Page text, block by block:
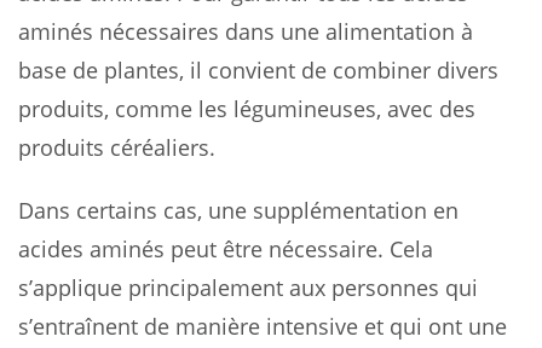
aminés nécessaires dans une alimentation à
base de plantes, il convient de combiner divers
produits, comme les légumineuses, avec des
produits céréaliers.
Dans certains cas, une supplémentation en
acides aminés peut être nécessaire. Cela
s’applique principalement aux personnes qui
s’entraînent de manière intensive et qui ont une